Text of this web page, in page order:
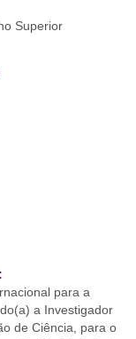
Superior
para a
a Investigador
de Ciência, para o